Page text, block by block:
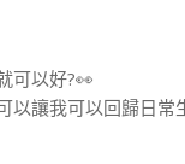
可以好?👀
以讓我可以回歸日常